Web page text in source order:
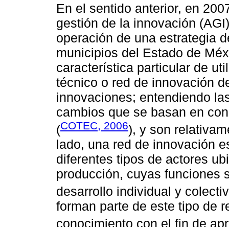
En el sentido anterior, en
gestión de la innovación
operación de una estrategia
municipios del Estado de
característica particular de
técnico o red de innovación
innovaciones; entendiendo
cambios que se basan en
(COTEC, 2006), y son
lado, una red de innovación
diferentes tipos de actores
producción, cuyas funciones
desarrollo individual y
forman parte de este tipo de
conocimiento con el fin de